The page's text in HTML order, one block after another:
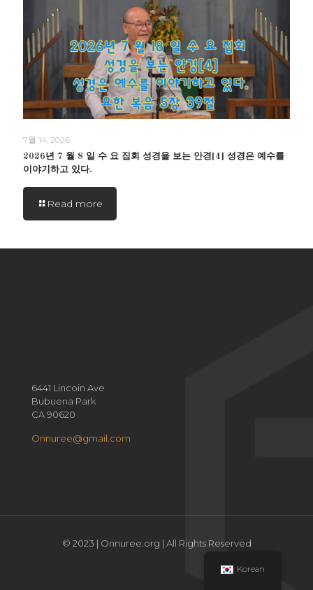
7월 14, 2026
2026년 7 월 8 일 수 요 집회 성경을 보는 안경[4] 성경은 예수를
이야기하고 있다.
Read more
6441 Lincoin Ave
Bubuena Park
CA 90620
Onnuree@gmail.com
© 2023 | Onnuree.org | All Rights Reserved
Korean